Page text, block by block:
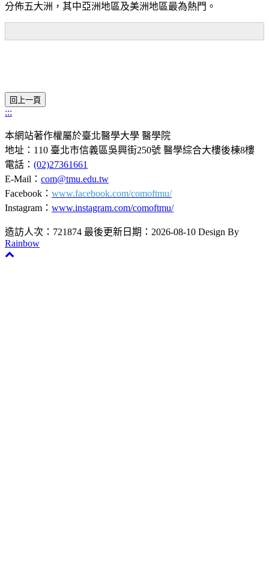
分佈五大洲 ，其中亞洲地區及美洲地區最為熱門 。
:::
本網站著作權屬於臺北醫學大學 醫學院
地址：110 臺北市信義區吳興街250號 醫學綜合大樓後棟8樓
電話： (02)27361661
E-Mail： com@tmu.edu.tw
Facebook： www.facebook.com/comoftmu/
Instagram： www.instagram.com/comoftmu/
造訪人次：721874 最後更新日期：2026-08-10 Design By
Rainbow